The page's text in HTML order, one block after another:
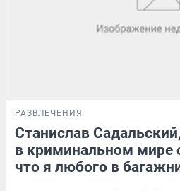
РАЗВЛЕЧЕНИЯ
Станислав
в криминальном мире
что я любого в